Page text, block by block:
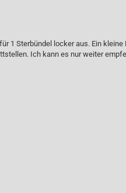
1 Sterbündel locker aus. Ein
Ich kann es nur weiter